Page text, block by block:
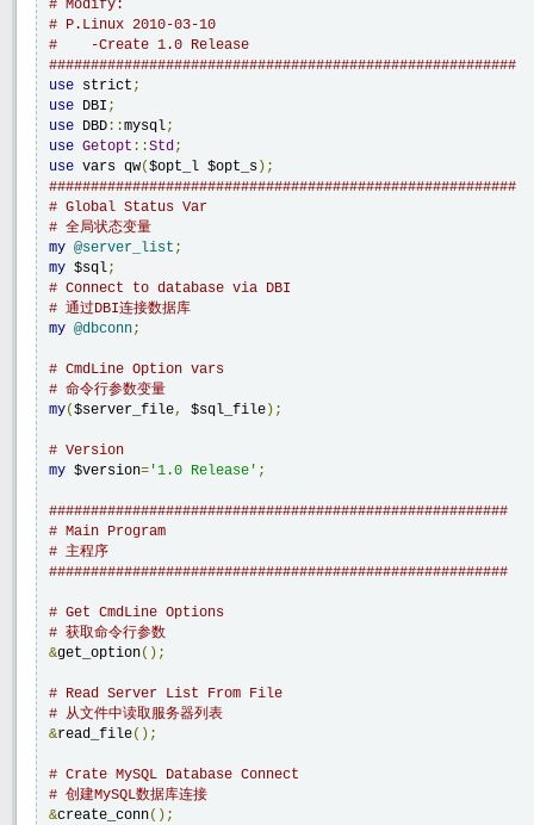
# Modify:
# P.Linux 2010-03-10
#    -Create 1.0 Release
########################################################
use strict ;
use DBI ;
use DBD::mysql;
use Getopt ::Std;
use vars qw($opt_l $opt_s );
########################################################
# Global Status Var
# 全局状态变量
my @server_list ;
my $sql;
# Connect to database via DBI
# 通过DBI连接数据库
my @dbconn;
# CmdLine Option vars
# 命令行参数变量
my($server_file, $sql_file );
# Version
my $version= '1.0 Release' ;
#######################################################
# Main Program
# 主程序
#######################################################
# Get CmdLine Options
# 获取命令行参数
&get_option();
# Read Server List From File
# 从文件中读取服务器列表
&read_file();
# Crate MySQL Database Connect
# 创建MySQL数据库连接
&create_conn();